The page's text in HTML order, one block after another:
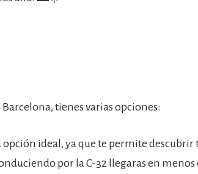
tienes varias opciones:
opción ideal, ya que te permite
por la C-32 llegaras en menos